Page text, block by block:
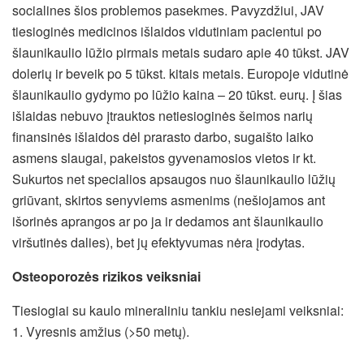
socialines šios problemos pasekmes. Pavyzdžiui, JAV
tiesioginės medicinos išlaidos vidutiniam pacientui po
šlaunikaulio lūžio pirmais metais sudaro apie 40 tūkst. JAV
dolerių ir beveik po 5 tūkst. kitais metais. Europoje vidutinė
šlaunikaulio gydymo po lūžio kaina – 20 tūkst. eurų. Į šias
išlaidas nebuvo įtrauktos netiesioginės šeimos narių
finansinės išlaidos dėl prarasto darbo, sugaišto laiko
asmens slaugai, pakeistos gyvenamosios vietos ir kt.
Sukurtos net specialios apsaugos nuo šlaunikaulio lūžių
griūvant, skirtos senyviems asmenims (nešiojamos ant
išorinės aprangos ar po ja ir dedamos ant šlaunikaulio
viršutinės dalies), bet jų efektyvumas nėra įrodytas.
Osteoporozės rizikos veiksniai
Tiesiogiai su kaulo mineraliniu tankiu nesiejami veiksniai:
1. Vyresnis amžius (>50 metų).